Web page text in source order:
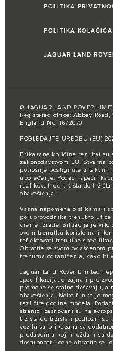
POLITIKA
POLITIKA KOLAČIĆA
JAGUAR LAND
© JAGUAR LAND ROVER
Registered office: Abbey
England No: 1672070
POGLEDAJTE UREDBU (EU)
Prikazane količine rezultat su
zakonodavstvom EU. Stvarna
potrošnje postignute u takvim
upoređenje. Podaci,
razlikovati od tržišta do
obaveštenja.
Važna napomena o slikama i
poluprovodnika trenutno
vreme izrade. Situacija je vrlo
ovom trenutku koriste na
reflektovati trenutne
Obratite se svom ovlašćenom
trenutna ograničenja, kako bi
Jaguar Land Rover Limited
specifikacija, dizajna i
promene se stalno dešavaju,
obaveštenja. Neke funkcije
različite godine modela.
stranici zasnovani su na
tržišta do tržišta i podložni su
vozila su prikazana sa
prodavcima koji možda nisu
dostupnost i cene obratite se